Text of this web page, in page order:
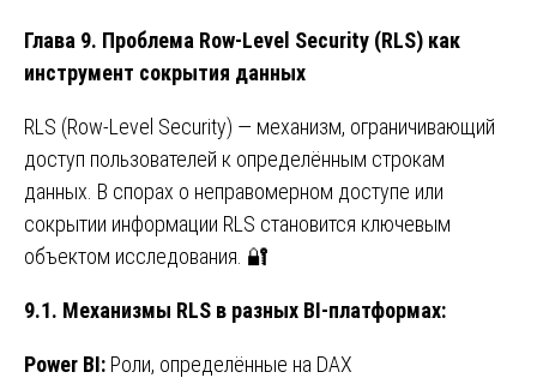
Глава 9. Проблема Row-Level Security (RLS) как
инструмент сокрытия данных
RLS (Row-Level Security) — механизм, ограничивающий
доступ пользователей к определённым строкам
данных. В спорах о неправомерном доступе или
сокрытии информации RLS становится ключевым
объектом исследования. 🔐
9.1. Механизмы RLS в разных BI-платформах:
Power BI: Роли, определённые на DAX